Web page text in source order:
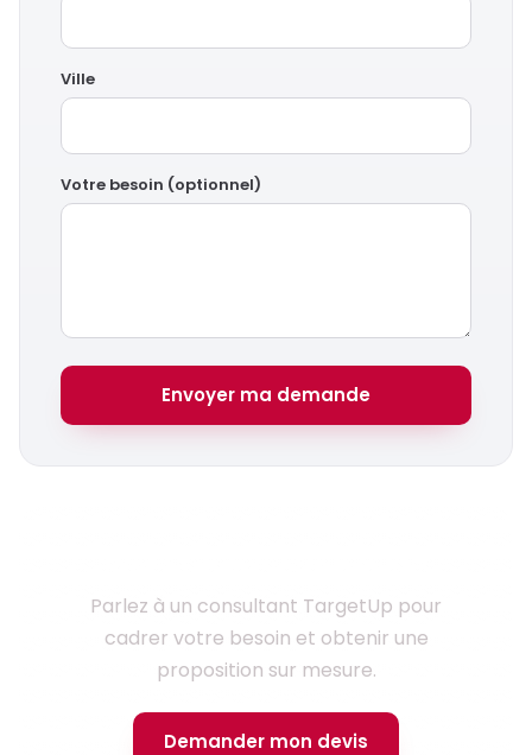
Ville
Votre besoin (optionnel)
Envoyer ma demande
Parlez à un consultant TargetUp pour
cadrer votre besoin et obtenir une
proposition sur mesure.
Demander mon devis